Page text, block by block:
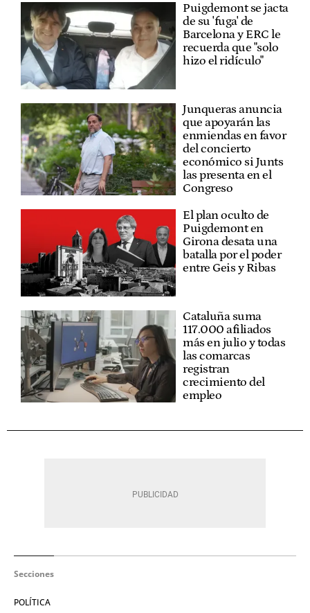
Puigdemont se jacta
de su 'fuga' de
Barcelona y ERC le
recuerda que "solo
hizo el ridículo"
Junqueras anuncia
que apoyarán las
enmiendas en favor
del concierto
económico si Junts
las presenta en el
Congreso
El plan oculto de
Puigdemont en
Girona desata una
batalla por el poder
entre Geis y Ribas
Cataluña suma
117.000 afiliados
más en julio y todas
las comarcas
registran
crecimiento del
empleo
Secciones
POLÍTICA